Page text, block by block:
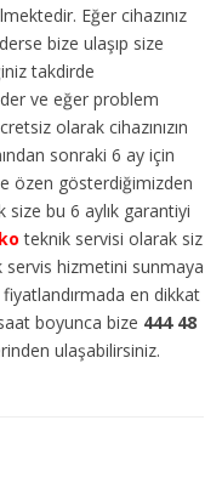
Eğer cihazınız
bize ulaşıp size
takdirde
ve eğer problem
olarak cihazınızın
sonraki 6 ay için
özen gösterdiğimizden
bu 6 aylık garantiyi
teknik servisi olarak siz
hizmetini sunmaya
en dikkat
boyunca bize 444 48
ulaşabilirsiniz.